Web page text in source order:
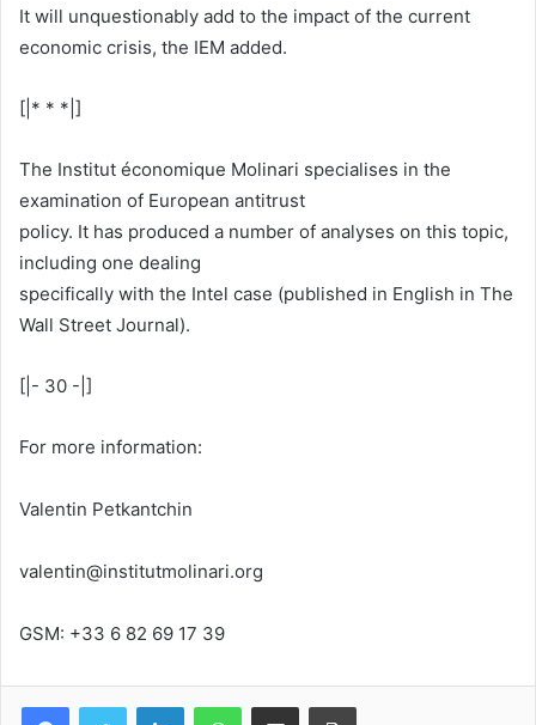
It will unquestionably add to the impact of the current
economic crisis, the IEM added.
[|* * *|]
The Institut économique Molinari specialises in the
examination of European antitrust
policy. It has produced a number of analyses on this topic,
including one dealing
specifically with the Intel case (published in English in The
Wall Street Journal).
[|- 30 -|]
For more information:
Valentin Petkantchin
valentin@institutmolinari.org
GSM: +33 6 82 69 17 39
FacebookTwitter LinkedinWhatsApp
Partagez par mail Imprimez